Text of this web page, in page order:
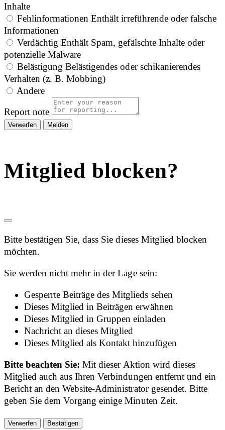
Inhalte
Fehlinformationen Enthält irreführende oder falsche
Informationen
Verdächtig Enthält Spam, gefälschte Inhalte oder
potenzielle Malware
Belästigung Belästigendes oder schikanierendes
Verhalten (z. B. Mobbing)
Andere
Report note
Melden
Mitglied blocken?
Bitte bestätigen Sie, dass Sie dieses Mitglied blocken
möchten.
Sie werden nicht mehr in der Lage sein:
Gesperrte Beiträge des Mitglieds sehen
Dieses Mitglied in Beiträgen erwähnen
Dieses Mitglied in Gruppen einladen
Nachricht an dieses Mitglied
Dieses Mitglied als Kontakt hinzufügen
Bitte beachten Sie:Mit dieser Aktion wird dieses
Mitglied auch aus Ihren Verbindungen entfernt und ein
Bericht an den Website-Administrator gesendet. Bitte
geben Sie dem Vorgang einige Minuten Zeit.
Bestätigen